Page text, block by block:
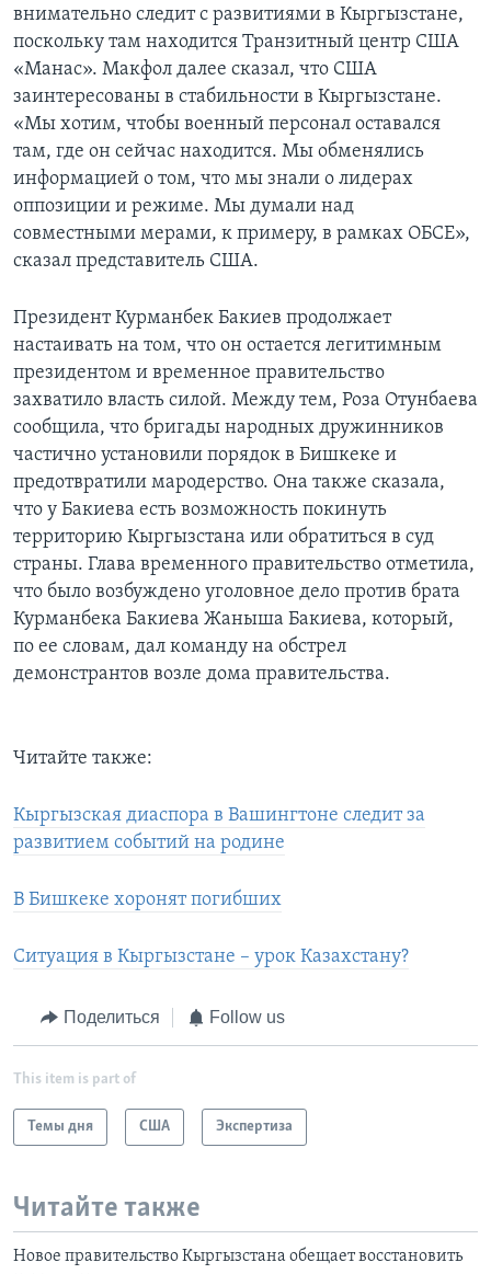
внимательно следит с развитиями в Кыргызстане,
поскольку там находится Транзитный центр США
«Манас». Макфол далее сказал, что США
заинтересованы в стабильности в Кыргызстане.
«Мы хотим, чтобы военный персонал оставался
там, где он сейчас находится. Мы обменялись
информацией о том, что мы знали о лидерах
оппозиции и режиме. Мы думали над
совместными мерами, к примеру, в рамках ОБСЕ»,
сказал представитель США.
Президент Курманбек Бакиев продолжает
настаивать на том, что он остается легитимным
президентом и временное правительство
захватило власть силой. Между тем, Роза Отунбаева
сообщила, что бригады народных дружинников
частично установили порядок в Бишкеке и
предотвратили мародерство. Она также сказала,
что у Бакиева есть возможность покинуть
территорию Кыргызстана или обратиться в суд
страны. Глава временного правительство отметила,
что было возбуждено уголовное дело против брата
Курманбека Бакиева Жаныша Бакиева, который,
по ее словам, дал команду на обстрел
демонстрантов возле дома правительства.
Читайте также:
Кыргызская диаспора в Вашингтоне следит за
развитием событий на родине
В Бишкеке хоронят погибших
Ситуация в Кыргызстане – урок Казахстану?
Поделиться Follow us
This item is part of
Темы дня США Экспертиза
Читайте также
Новое правительство Кыргызстана обещает восстановить